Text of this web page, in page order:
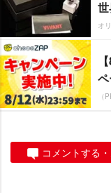
オ
（
コメントする